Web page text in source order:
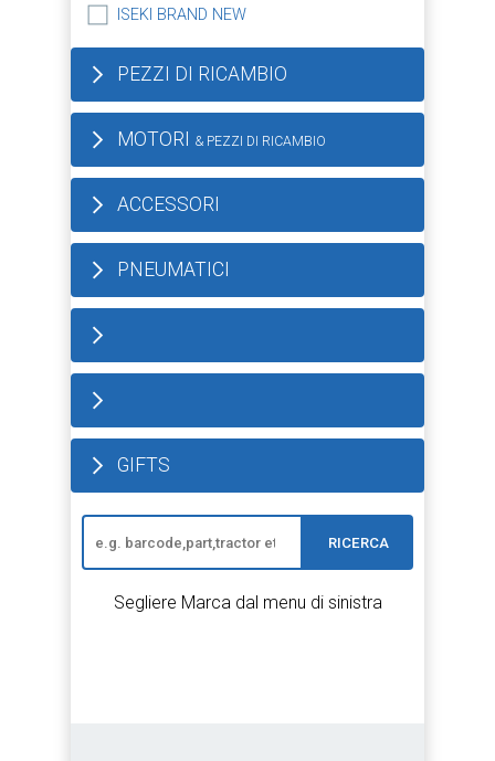
ISEKI BRAND NEW
PEZZI DI RICAMBIO
MOTORI & PEZZI DI RICAMBIO
ACCESSORI
PNEUMATICI
GIFTS
RICERCA
Segliere Marca dal menu di sinistra